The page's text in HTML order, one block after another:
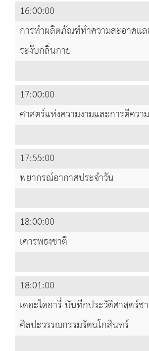
16:00:00
การทำผลิตภัณฑ์ทำความสะอาด
ระงับกลิ่นกาย
17:00:00
ศาสตร์แห่งความงามและการตีคว
17:55:00
พยากรณ์อากาศประจำวัน
18:00:00
เคารพธงชาติ
18:01:00
เดอะไดอารี่ บันทึกประวัติศาสตร์
ศิลปะวรรณกรรมรัตนโกสินทร์